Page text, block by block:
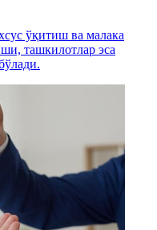
ўқитиш ва малака
ташкилотлар эса